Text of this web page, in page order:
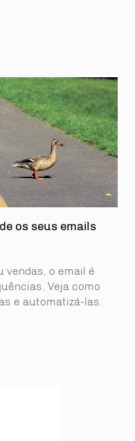
os seus emails
o email é
Veja como
e automatizá-las.